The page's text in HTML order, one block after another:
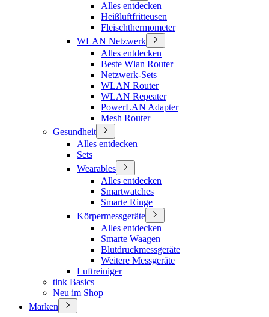
Alles entdecken
Heißluftfritteusen
Fleischthermometer
WLAN Netzwerk
Alles entdecken
Beste Wlan Router
Netzwerk-Sets
WLAN Router
WLAN Repeater
PowerLAN Adapter
Mesh Router
Gesundheit
Alles entdecken
Sets
Wearables
Alles entdecken
Smartwatches
Smarte Ringe
Körpermessgeräte
Alles entdecken
Smarte Waagen
Blutdruckmessgeräte
Weitere Messgeräte
Luftreiniger
tink Basics
Neu im Shop
Marken